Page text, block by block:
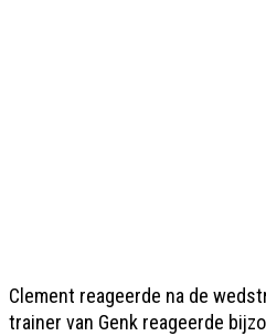
Clement reageerde na de
trainer van Genk reageerde